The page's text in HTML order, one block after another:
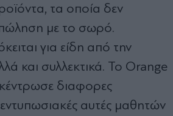
τα οποία δεν
πώληση με το σωρό.
για είδη από την
και συλλεκτικά. Το Orange
διαφορες
αυτές μαθητών